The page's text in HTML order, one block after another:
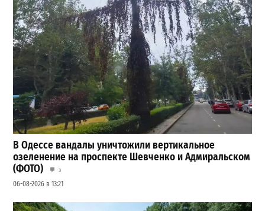
В Одессе вандалы уничтожили вертикальное
озеленение на проспекте Шевченко и Адмиральском
(ФОТО)
3
06-08-2026 в 13:21